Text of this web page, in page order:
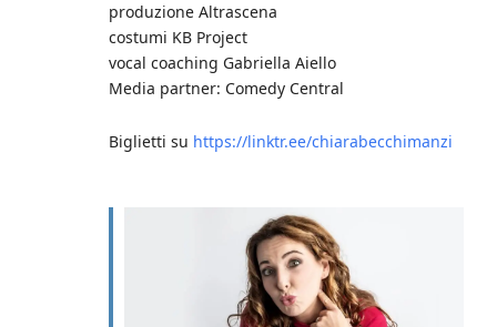
produzione Altrascena
costumi KB Project
vocal coaching Gabriella Aiello
Media partner: Comedy Central
Biglietti su https://linktr.ee/chiarabecchimanzi